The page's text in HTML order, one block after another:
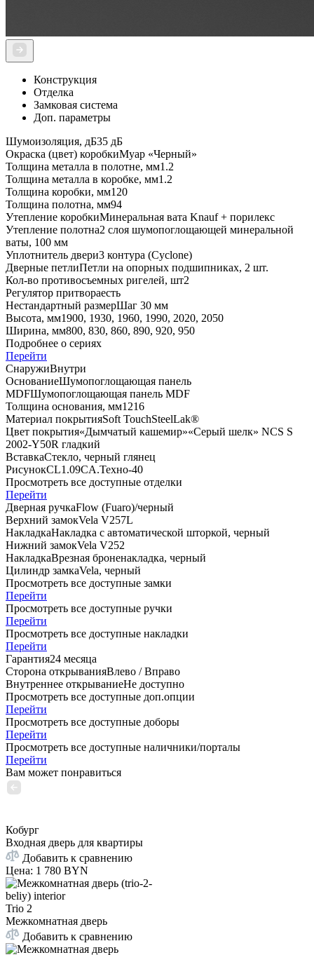
Конструкция
Отделка
Замковая система
Доп. параметры
Шумоизоляция, дБ35 дБ
Окраска (цвет) коробкиМуар «Черный»
Толщина металла в полотне, мм1.2
Толщина металла в коробке, мм1.2
Толщина коробки, мм120
Толщина полотна, мм94
Утепление коробкиМинеральная вата Knauf + порилекс
Утепление полотна2 слоя шумопоглощающей минеральной
ваты, 100 мм
Уплотнитель двери3 контура (Cyclone)
Дверные петлиПетли на опорных подшипниках, 2 шт.
Кол-во противосъемных ригелей, шт2
Регулятор притвораесть
Нестандартный размерШаг 30 мм
Высота, мм1900, 1930, 1960, 1990, 2020, 2050
Ширина, мм800, 830, 860, 890, 920, 950
Подробнее о сериях
Перейти
СнаружиВнутри
ОснованиеШумопоглощающая панель
MDFШумопоглощающая панель MDF
Толщина основания, мм1216
Материал покрытияSoft TouchSteelLak®
Цвет покрытия«Дымчатый кашемир»«Серый шелк» NCS S
2002-Y50R гладкий
ВставкаСтекло, черный глянец
РисунокCL1.09CA.Техно-40
Просмотреть все доступные отделки
Перейти
Дверная ручкаFlоw (Fuaro)/черный
Верхний замокVela V257L
НакладкаНакладка с автоматической шторкой, черный
Нижний замокVela V252
НакладкаВрезная броненакладка, черный
Цилиндр замкаVela, черный
Просмотреть все доступные замки
Перейти
Просмотреть все доступные ручки
Перейти
Просмотреть все доступные накладки
Перейти
Гарантия24 месяца
Сторона открыванияВлево / Вправо
Внутреннее открываниеНе доступно
Просмотреть все доступные доп.опции
Перейти
Просмотреть все доступные доборы
Перейти
Просмотреть все доступные наличники/порталы
Перейти
Вам может понравиться
Кобург
Входная дверь для квартиры
Добавить к сравнению
Цена: 1 780 BYN
Trio 2
Межкомнатная дверь
Добавить к сравнению